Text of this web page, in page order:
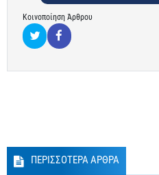
Κοινοποίηση Άρθρου
ΠΕΡΙΣΣΟΤΕΡΑ ΑΡΘΡΑ